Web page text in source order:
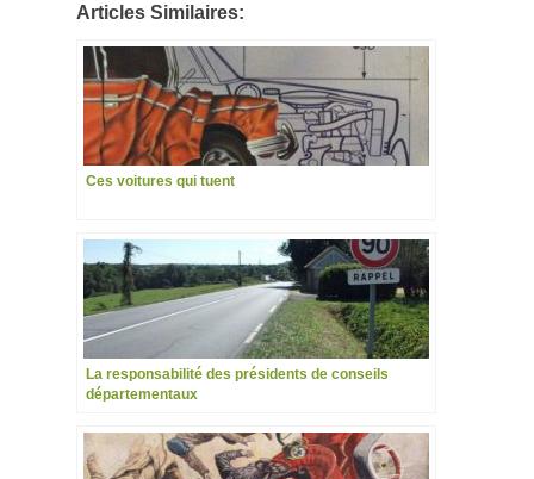
Articles Similaires:
Ces voitures qui tuent
La responsabilité des présidents de conseils
départementaux